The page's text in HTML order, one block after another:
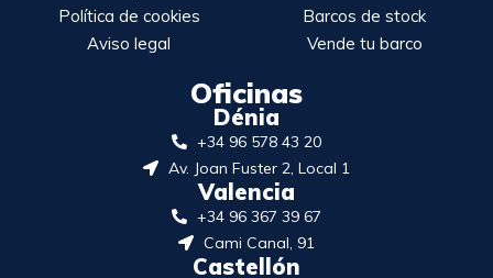
Política de cookies
Aviso legal
Barcos de stock
Vende tu barco
Oficinas
Dénia
+34 96 578 43 20
Av. Joan Fuster 2, Local 1
Valencia
+34 96 367 39 67
Cami Canal, 91
Castellón